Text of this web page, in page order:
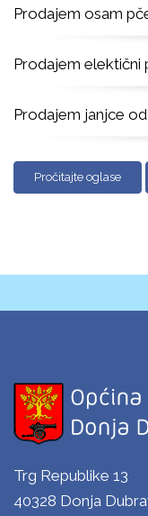
Prodajem osam
Prodajem elektični
Prodajem janjce
Pročitajte oglase
Trg Republike 13
40328 Donja